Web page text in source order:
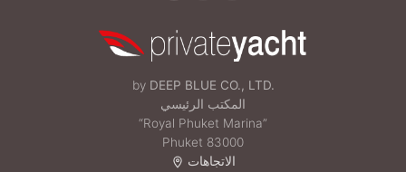
by DEEP BLUE CO., LTD.
المكتب الرئيسي
“Royal Phuket Marina”
Phuket 83000
الاتجاهات